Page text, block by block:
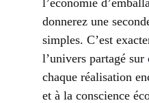
donnerez une
simples. C’est
l’univers partagé sur
chaque réalisation
et à la conscience